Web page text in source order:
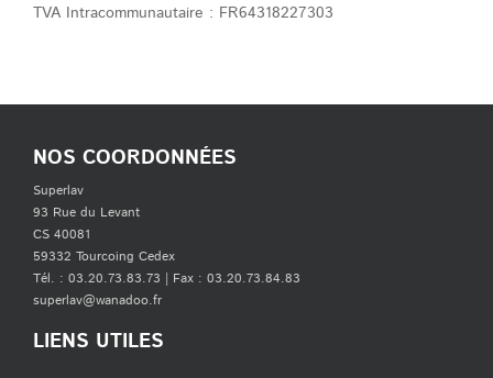
TVA Intracommunautaire : FR64318227303
NOS COORDONNÉES
Superlav
93 Rue du Levant
CS 40081
59332 Tourcoing Cedex
Tél. : 03.20.73.83.73 | Fax : 03.20.73.84.83
superlav@wanadoo.fr
LIENS UTILES